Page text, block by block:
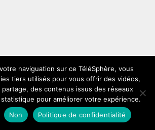
naviguation sur ce TéléSphère, vous
tiers utilisés pour vous offrir des vidéos,
des contenus issus des réseaux
pour améliorer votre expérience.
Non Politique de confidentialité